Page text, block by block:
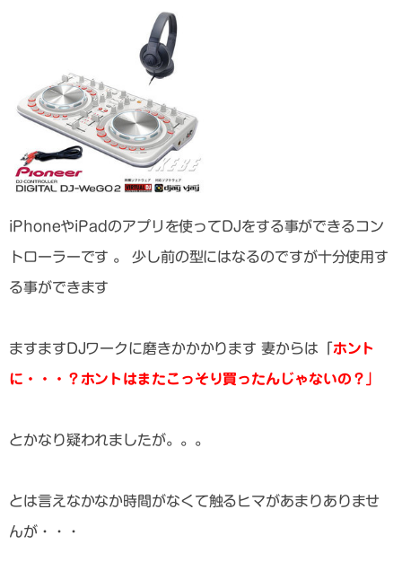
iPhoneやiPadのアプリを使ってDJをする事ができるコン
トローラーです 。 少し前の型にはなるのですが十分使用す
る事ができます
ますますDJワークに磨きかかかります 妻からは「 ホント
に・・・？ホントはまたこっそり買ったんじゃないの？」
とかなり疑われましたが。。。
とは言えなかなか時間がなくて触るヒマがあまりありませ
んが・・・